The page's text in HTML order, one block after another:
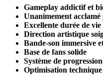
Gameplay addictif et
Unanimement
Excellente durée de
Direction artistique
Bande-son immersive
Base de fans solide
Système de
Optimisation technique